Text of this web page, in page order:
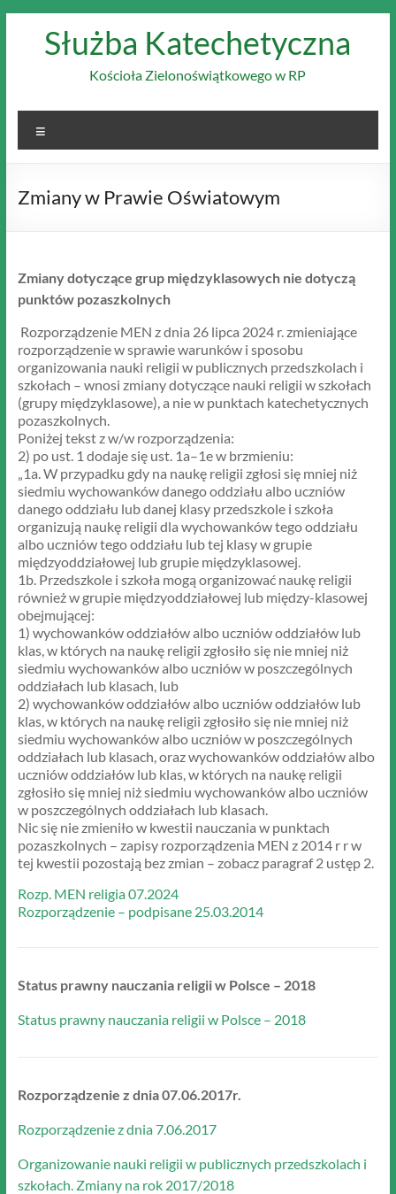
contentSłużba Katechetyczna
Kościoła Zielonoświątkowego w RP
Zmiany w Prawie Oświatowym
Zmiany dotyczące grup międzyklasowych nie dotyczą
punktów pozaszkolnych
Rozporządzenie MEN z dnia 26 lipca 2024 r. zmieniające
rozporządzenie w sprawie warunków i sposobu
organizowania nauki religii w publicznych przedszkolach i
szkołach – wnosi zmiany dotyczące nauki religii w szkołach
(grupy międzyklasowe), a nie w punktach katechetycznych
pozaszkolnych.
Poniżej tekst z w/w rozporządzenia:
2) po ust. 1 dodaje się ust. 1a–1e w brzmieniu:
„1a. W przypadku gdy na naukę religii zgłosi się mniej niż
siedmiu wychowanków danego oddziału albo uczniów
danego oddziału lub danej klasy przedszkole i szkoła
organizują naukę religii dla wychowanków tego oddziału
albo uczniów tego oddziału lub tej klasy w grupie
międzyoddziałowej lub grupie międzyklasowej.
1b. Przedszkole i szkoła mogą organizować naukę religii
również w grupie międzyoddziałowej lub między-klasowej
obejmującej:
1) wychowanków oddziałów albo uczniów oddziałów lub
klas, w których na naukę religii zgłosiło się nie mniej niż
siedmiu wychowanków albo uczniów w poszczególnych
oddziałach lub klasach, lub
2) wychowanków oddziałów albo uczniów oddziałów lub
klas, w których na naukę religii zgłosiło się nie mniej niż
siedmiu wychowanków albo uczniów w poszczególnych
oddziałach lub klasach, oraz wychowanków oddziałów albo
uczniów oddziałów lub klas, w których na naukę religii
zgłosiło się mniej niż siedmiu wychowanków albo uczniów
w poszczególnych oddziałach lub klasach.
Nic się nie zmieniło w kwestii nauczania w punktach
pozaszkolnych – zapisy rozporządzenia MEN z 2014 r r w
tej kwestii pozostają bez zmian – zobacz paragraf 2 ustęp 2.
Rozp. MEN religia 07.2024
Rozporządzenie – podpisane 25.03.2014
Status prawny nauczania religii w Polsce – 2018
Status prawny nauczania religii w Polsce – 2018
Rozporządzenie z dnia 07.06.2017r.
Rozporządzenie z dnia 7.06.2017
Organizowanie nauki religii w publicznych przedszkolach i
szkołach. Zmiany na rok 2017/2018